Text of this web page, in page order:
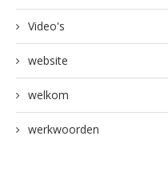
Video's
website
welkom
werkwoorden